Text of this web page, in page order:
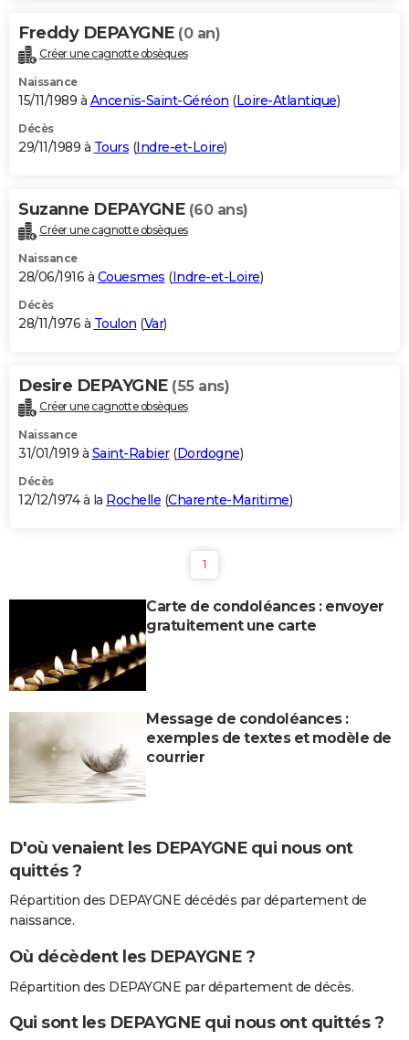
Freddy DEPAYGNE (0 an)
Créer une cagnotte obsèques
Naissance
15/11/1989 à Ancenis-Saint-Géréon (Loire-Atlantique)
Décès
29/11/1989 à Tours (Indre-et-Loire)
Suzanne DEPAYGNE (60 ans)
Créer une cagnotte obsèques
Naissance
28/06/1916 à Couesmes (Indre-et-Loire)
Décès
28/11/1976 à Toulon (Var)
Desire DEPAYGNE (55 ans)
Créer une cagnotte obsèques
Naissance
31/01/1919 à Saint-Rabier(Dordogne)
Décès
12/12/1974 à la Rochelle (Charente-Maritime)
1
Carte de condoléances : envoyer
gratuitement une carte
Message de condoléances :
exemples de textes et modèle de
courrier
D'où venaient les DEPAYGNE qui nous ont
quittés ?
Répartition des DEPAYGNE décédés par département de
naissance.
Où décèdent les DEPAYGNE ?
Répartition des DEPAYGNE par département de décès.
Qui sont les DEPAYGNE qui nous ont quittés ?